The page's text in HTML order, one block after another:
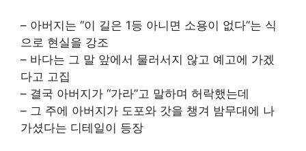
– 아버지는 “이 길은 1등 아니면 소용이 없다”는 식
으로 현실을 강조
– 바다는 그 말 앞에서 물러서지 않고 예고에 가겠
다고 고집
– 결국 아버지가 “가라”고 말하며 허락했는데
– 그 주에 아버지가 도포와 갓을 챙겨 밤무대에 나
가셨다는 디테일이 등장